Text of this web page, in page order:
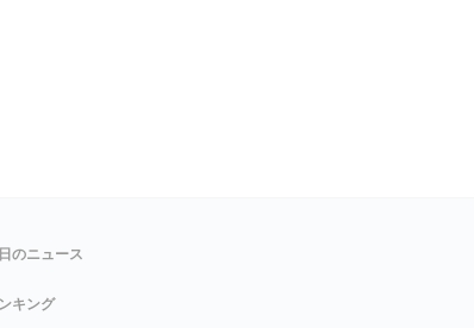
のニュース
キング